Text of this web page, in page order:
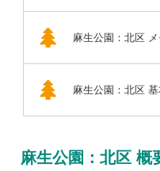
麻生公園：北区 メ
麻生公園：北区
麻生公園：北区 概